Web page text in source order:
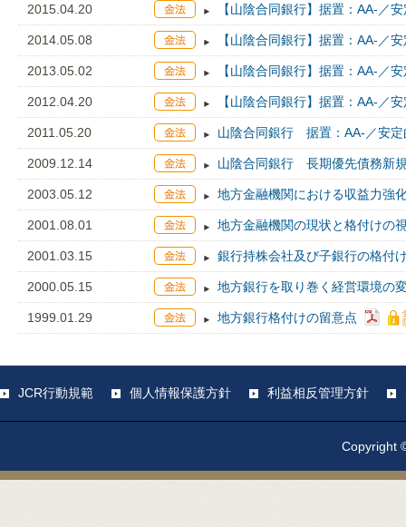
2015.04.20 【山陰合同銀行】据置：AA-／
2014.05.08 【山陰合同銀行】据置：AA-／
2013.05.02 【山陰合同銀行】据置：AA-／
2012.04.20 【山陰合同銀行】据置：AA-／
2011.05.20 山陰合同銀行 据置：AA-／安定
2009.12.14 山陰合同銀行 長期優先債務新
2003.05.12 地方金融機関における収益力強
2001.08.01 地方金融機関の現状と格付けの
2001.03.15 銀行持株会社及び子銀行の格付
2000.05.15 地方銀行を取り巻く経営環境の
1999.01.29 地方銀行格付けの留意点
JCR行動規範 個人情報保護方針 利益相反管理方針
Copyright